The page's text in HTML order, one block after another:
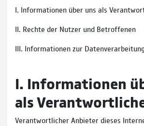
I. Informationen über uns als
II. Rechte der Nutzer und Betroffenen
III. Informationen zur
I. Informationen
als
Verantwortlicher Anbieter dieses